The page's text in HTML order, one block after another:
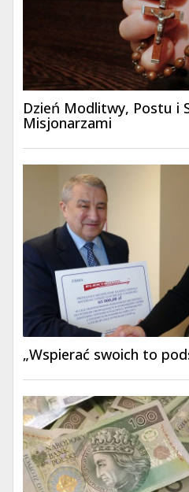
Dzień Modlitwy, Postu i
Misjonarzami
„Wspierać swoich to